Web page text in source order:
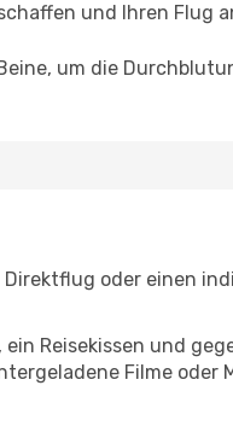
und Ihren Flug
um die
oder einen
Reisekissen und
Filme oder